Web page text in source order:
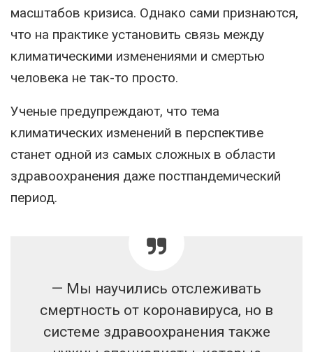
масштабов кризиса. Однако сами признаются,
что на практике установить связь между
климатическими изменениями и смертью
человека не так-то просто.
Ученые предупреждают, что тема
климатических изменений в перспективе
станет одной из самых сложных в области
здравоохранения даже постпандемический
период.
— Мы научились отслеживать
смертность от коронавируса, но в
системе здравоохранения также